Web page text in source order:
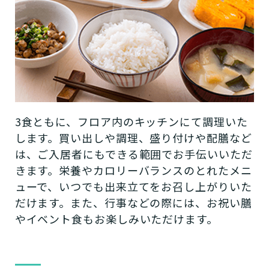
3食ともに、フロア内のキッチンにて調理いた
します。買い出しや調理、盛り付けや配膳など
は、ご入居者にもできる範囲でお手伝いいただ
きます。栄養やカロリーバランスのとれたメニ
ューで、いつでも出来立てをお召し上がりいた
だけます。また、行事などの際には、お祝い膳
やイベント食もお楽しみいただけます。